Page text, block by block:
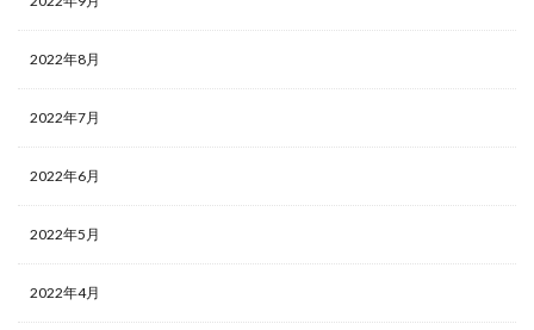
2022年8月
2022年7月
2022年6月
2022年5月
2022年4月